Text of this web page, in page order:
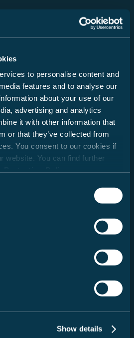
to personalise content and
features and to analyse our
about your use of our
advertising and analytics
it with other information that
or that they’ve collected from
You consent to our cookies if
website. You can find further
Show details
dat Carado GmbH mijn